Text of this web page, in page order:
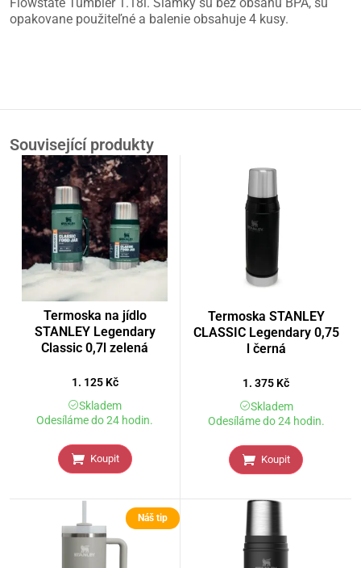
opakovane použiteľné a balenie obsahuje 4 kusy.
Související produkty
Termoska na jídlo
STANLEY Legendary
Classic 0,7l zelená
1. 125 Kč
Skladem
Odesíláme do 24 hodin.
Koupit
Termoska STANLEY
CLASSIC Legendary 0,75
l černá
1. 375 Kč
Skladem
Odesíláme do 24 hodin.
Koupit
Náš tip